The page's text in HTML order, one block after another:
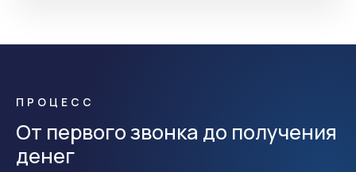
ПРОЦЕСС
От первого звонка до получения
денег